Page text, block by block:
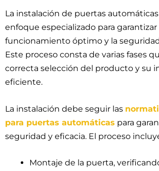
La instalación de puertas
enfoque especializado para garantizar
funcionamiento óptimo y la
Este proceso consta de varias fases
correcta selección del producto y su
eficiente.
La instalación debe seguir las
para puertas automáticas para
seguridad y eficacia. El proceso
Montaje de la puerta,